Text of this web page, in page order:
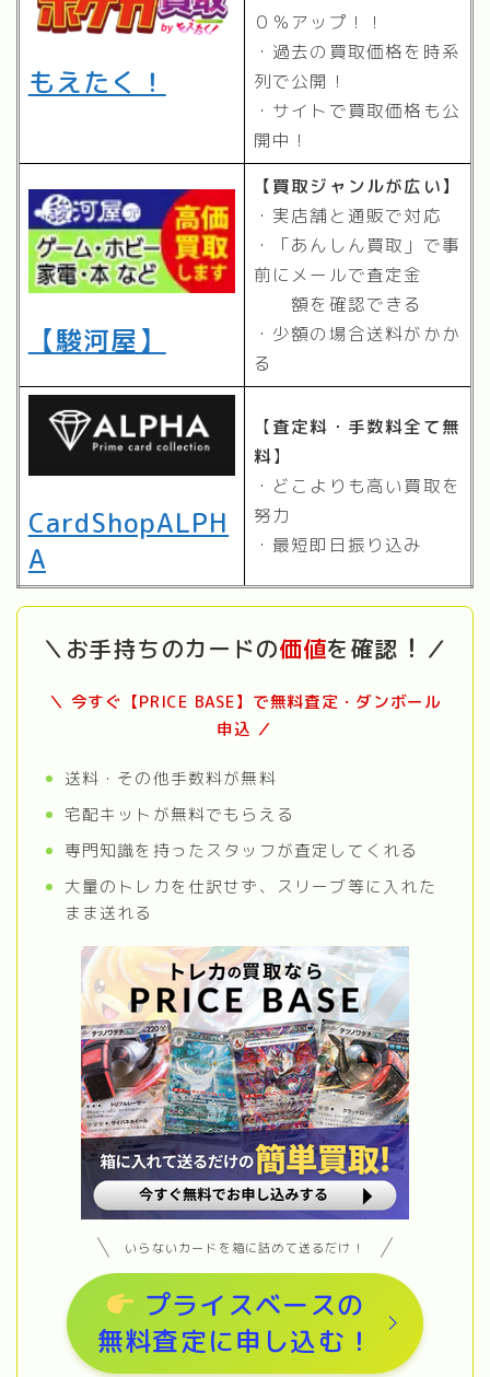
もえたく！
０％アップ！！
・過去の買取価格を時系
列で公開！
・サイトで買取価格も公
開中！
【駿河屋】
【買取ジャンルが広い】
・実店舗と通販で対応
・「あんしん買取」で事
前にメールで査定金
額を確認できる
・少額の場合送料がかか
る
CardShopALPH
A
【査定料・手数料全て無
料】
・どこよりも高い買取を
努力
・最短即日振り込み
＼お手持ちのカードの価値を確認 ！ ／
＼ 今すぐ【PRICE BASE】で無料査定・ダンボール
申込 ／
送料・その他手数料が無料
宅配キットが無料でもらえる
専門知識を持ったスタッフが査定してくれる
大量のトレカを仕訳せず、スリーブ等に入れた
まま送れる
いらないカードを箱に詰めて送るだけ！
プライスベースの
無料査定に申し込む ！